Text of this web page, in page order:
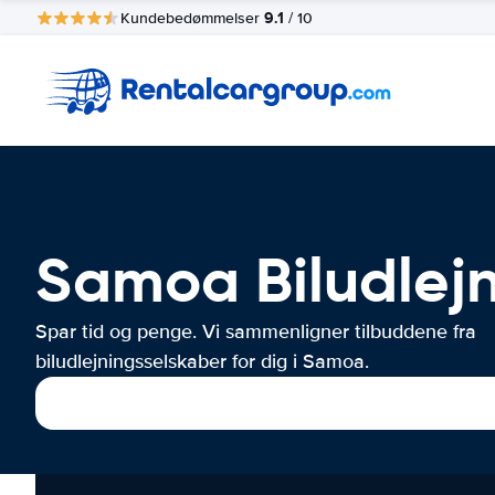
Kundebedømmelser 9.1 / 10
Samoa
Spar tid og penge. Vi sammenligner tilbuddene fra
biludlejningsselskaber for dig i Samoa.